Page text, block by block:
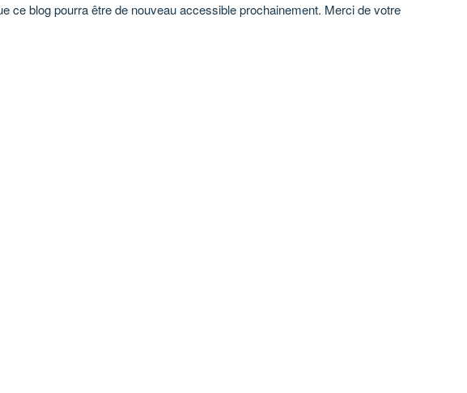
ce blog pourra être de nouveau accessible prochainement. Merci de votre